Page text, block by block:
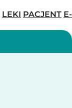
LEKI PACJENT E-